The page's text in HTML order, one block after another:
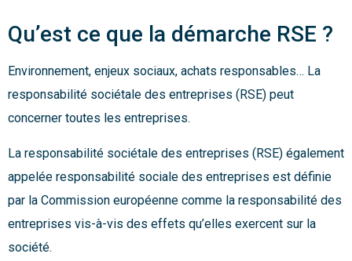
Qu’est ce que la démarche RSE ?
Environnement, enjeux sociaux, achats responsables… La
responsabilité sociétale des entreprises (RSE) peut
concerner toutes les entreprises.
La responsabilité sociétale des entreprises (RSE) également
appelée responsabilité sociale des entreprises est définie
par la Commission européenne comme la responsabilité des
entreprises vis-à-vis des effets qu’elles exercent sur la
société.